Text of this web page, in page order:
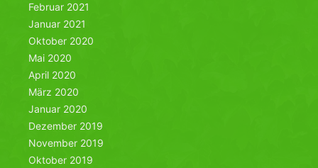
Februar 2021
Januar 2021
Oktober 2020
Mai 2020
April 2020
März 2020
Januar 2020
Dezember 2019
November 2019
Oktober 2019